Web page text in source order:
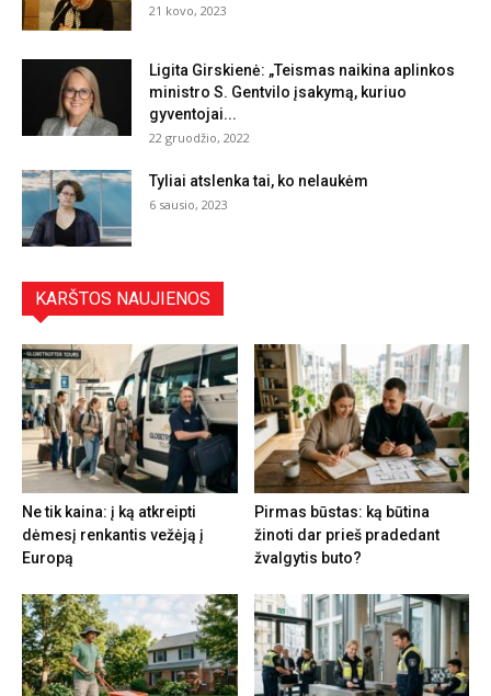
21 kovo, 2023
Ligita Girskienė: „Teismas naikina aplinkos
ministro S. Gentvilo įsakymą, kuriuo
gyventojai...
22 gruodžio, 2022
Tyliai atslenka tai, ko nelaukėm
6 sausio, 2023
KARŠTOS NAUJIENOS
Ne tik kaina: į ką atkreipti
dėmesį renkantis vežėją į
Europą
Pirmas būstas: ką būtina
žinoti dar prieš pradedant
žvalgytis buto?